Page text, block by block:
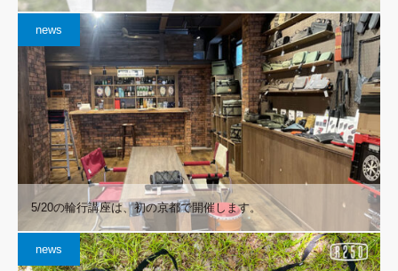
news
5/20の輪行講座は、初の京都で開催します。
news